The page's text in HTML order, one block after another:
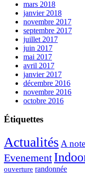
mars 2018
janvier 2018
novembre 2017
septembre 2017
juillet 2017
juin 2017
mai 2017
avril 2017
janvier 2017
décembre 2016
novembre 2016
octobre 2016
Étiquettes
Actualités A
Evenement
ouverture randonnée